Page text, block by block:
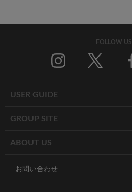
FOLLOW US
USER GUIDE
GROUP SITE
ABOUT US
お問い合わせ